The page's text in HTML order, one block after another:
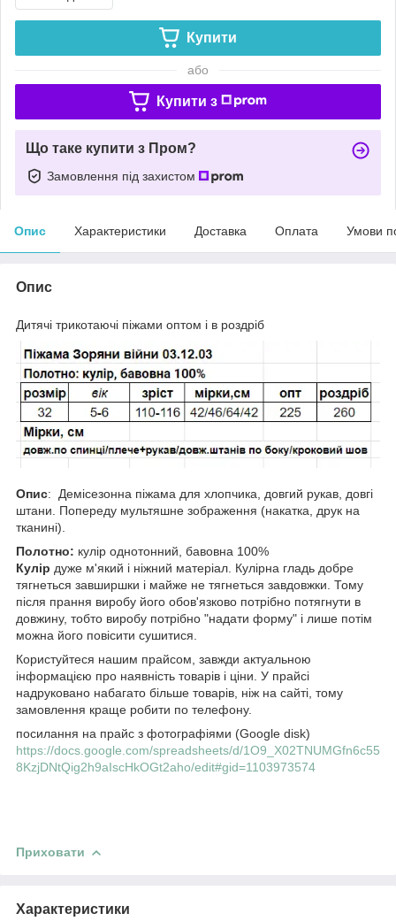
Купити
або
Купити з
Що таке купити з Пром?
Замовлення під захистом
Опис Характеристики Доставка Оплата Умови
Опис
Дитячі трикотаючі піжами оптом і в роздріб
Опис: Демісезонна піжама для хлопчика, довгий рукав, довгі
штани. Попереду мультяшне зображення (накатка, друк на
тканині).
Полотно: кулір однотонний, бавовна 100%
Кулір дуже м'який і ніжний матеріал. Кулірна гладь добре
тягнеться завширшки і майже не тягнеться завдовжки. Тому
після прання виробу його обов'язково потрібно потягнути в
довжину, тобто виробу потрібно "надати форму" і лише потім
можна його повісити сушитися.
Користуйтеся нашим прайсом, завжди актуальною
інформацією про наявність товарів і ціни. У прайсі
надруковано набагато більше товарів, ніж на сайті, тому
замовлення краще робити по телефону.
посилання на прайс з фотографіями (Google disk)
https://docs.google.com/spreadsheets/d/1O9_X02TNUMGfn6c55
8KzjDNtQig2h9aIscHkOGt2aho/edit#gid=1103973574
Приховати
Характеристики